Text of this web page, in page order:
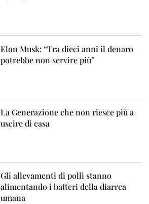
Elon Musk: “Tra dieci anni il denaro
potrebbe non servire più”
La Generazione che non riesce più a
uscire di casa
Gli allevamenti di polli stanno
alimentando i batteri della diarrea
umana